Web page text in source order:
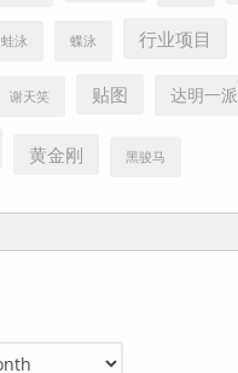
蛙泳 蝶泳 行业项目
谢天笑 贴图 达明一派
黄金刚 黑骏马